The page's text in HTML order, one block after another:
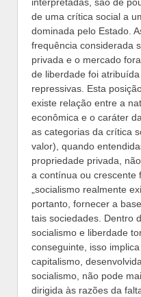
de uma crítica social a
dominada pelo Estado.
frequência considerada
privada e o mercado
de liberdade foi
repressivas. Esta
existe relação entre a
econômica e o caráter
as categorias da crítica
valor), quando
propriedade privada,
a contínua ou crescente
„socialismo realmente
portanto, fornecer a
tais sociedades. Dentro
socialismo e liberdade
conseguinte, isso
capitalismo,
socialismo, não pode
dirigida às razões da